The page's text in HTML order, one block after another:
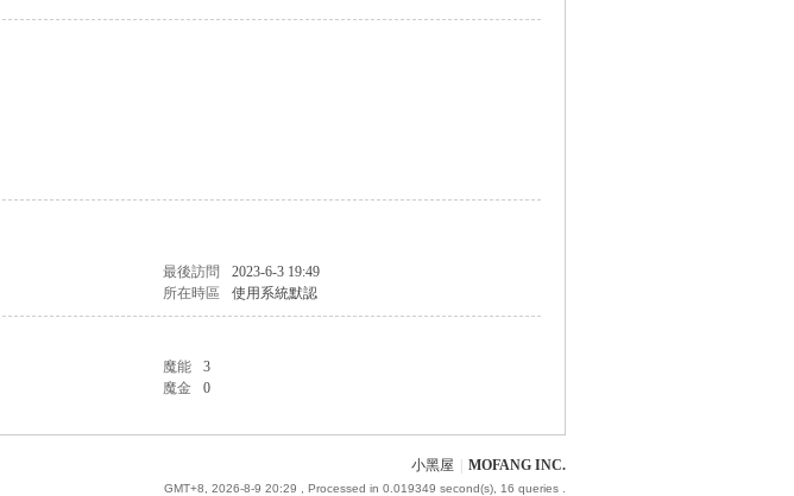
最後訪問
2023-6-3 19:49
所在時區 使用系統默認
魔能
3
魔金 0
小黑屋 MOFANG INC.
GMT+8, 2026-8-9 20:29 , Processed in 0.019349 second(s), 16 queries .